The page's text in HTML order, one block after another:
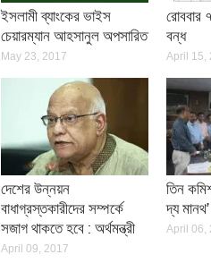
ইসলামী ব্যাংকের ভাইস
চেয়ারম্যান আহসানুল অপসারিত
May 23, 2017
রোববার
বন্ধ
April 15,
দেশের উন্নয়ন
বাধাগ্রস্তকারীদের সম্পর্কে
সজাগ থাকতে হবে : অর্থমন্ত্রী
April 09, 2017
তিন
দ্য
April 06,